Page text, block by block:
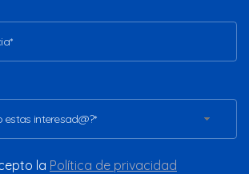
estas interesad@?*
la Política de privacidad